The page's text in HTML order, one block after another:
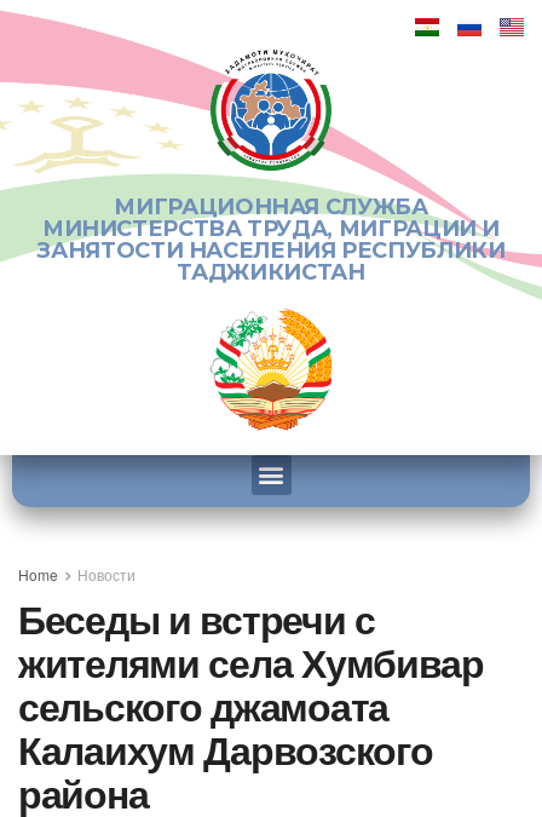
МИГРАЦИОННАЯ СЛУЖБА
МИНИСТЕРСТВА ТРУДА, МИГРАЦИИ И
ЗАНЯТОСТИ НАСЕЛЕНИЯ РЕСПУБЛИКИ
ТАДЖИКИСТАН
Home Новости
Беседы и встречи с
жителями села Хумбивар
сельского джамоата
Калаихум Дарвозского
района